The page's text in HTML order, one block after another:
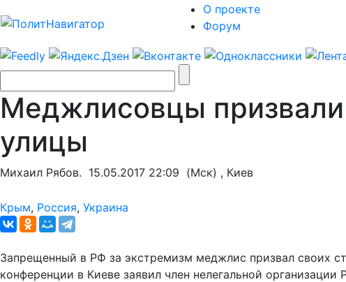
О проекте
Форум
Меджлисовцы
улицы
Михаил Рябов. 15.05.2017 22:09 (Мск) , Киев
Крым, Россия, Украина
Запрещенный в РФ за экстремизм меджлис призвал своих
конференции в Киеве заявил член нелегальной организации